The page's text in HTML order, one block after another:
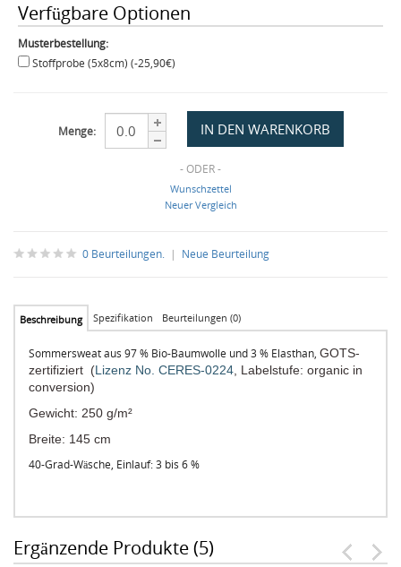
Verfügbare Optionen
Musterbestellung:
Stoffprobe (5x8cm) (-25,90€)
Menge:
- ODER -
Wunschzettel
Neuer Vergleich
0 Beurteilungen. | Neue Beurteilung
Beschreibung Spezifikation Beurteilungen (0)
Sommersweat aus 97 % Bio-Baumwolle und 3 % Elasthan, GOTS-
zertifiziert (Lizenz No. CERES-0224 , Labelstufe: organic in
conversion)
Gewicht: 250 g/m²
Breite: 145 cm
40-Grad-Wäsche, Einlauf: 3 bis 6 %
Ergänzende Produkte (5)